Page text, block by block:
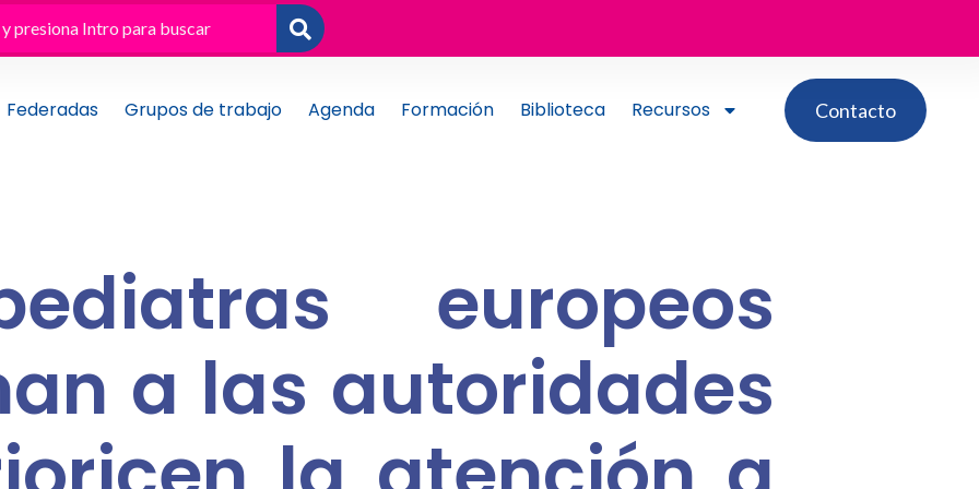
Federadas Grupos de trabajo Agenda Formación Biblioteca Recursos Contacto
europeos
a las autoridades